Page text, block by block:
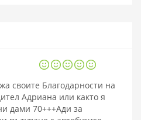
своите Благодарности на
Адриана или както я
дами 70+++Ади за